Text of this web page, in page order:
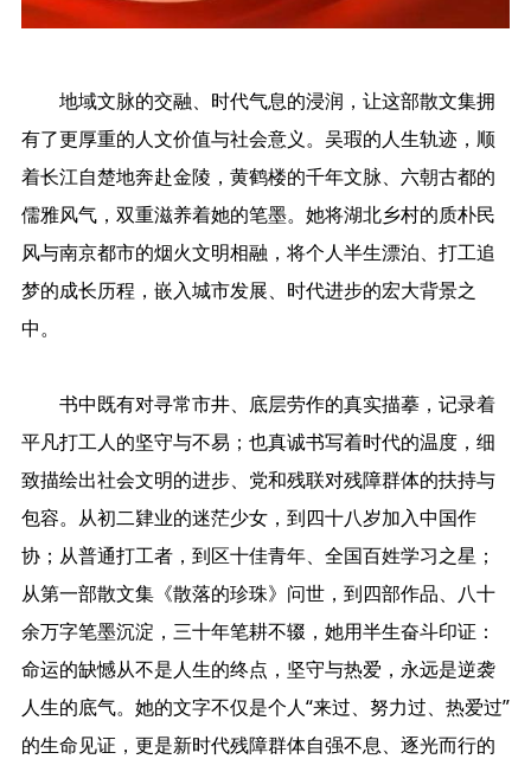
地域文脉的交融、时代气息的浸润，让这部散文集拥
有了更厚重的人文价值与社会意义。吴瑕的人生轨迹，顺
着长江自楚地奔赴金陵，黄鹤楼的千年文脉、六朝古都的
儒雅风气，双重滋养着她的笔墨。她将湖北乡村的质朴民
风与南京都市的烟火文明相融，将个人半生漂泊、打工追
梦的成长历程，嵌入城市发展、时代进步的宏大背景之
中。
书中既有对寻常市井、底层劳作的真实描摹，记录着
平凡打工人的坚守与不易；也真诚书写着时代的温度，细
致描绘出社会文明的进步、党和残联对残障群体的扶持与
包容。从初二肄业的迷茫少女，到四十八岁加入中国作
协；从普通打工者，到区十佳青年、全国百姓学习之星；
从第一部散文集《散落的珍珠》问世，到四部作品、八十
余万字笔墨沉淀，三十年笔耕不辍，她用半生奋斗印证：
命运的缺憾从不是人生的终点，坚守与热爱，永远是逆袭
人生的底气。她的文字不仅是个人“来过、努力过、热爱过”
的生命见证，更是新时代残障群体自强不息、逐光而行的